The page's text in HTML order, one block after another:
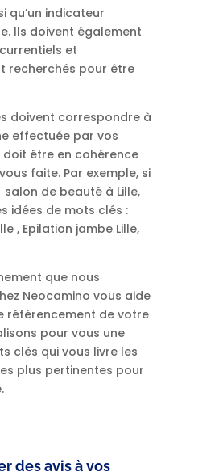
qu’un indicateur
Ils doivent également
et
recherchés pour être
doivent correspondre à
effectuée par vos
être en cohérence
faite. Par exemple, si
de beauté à Lille,
idées de mots clés :
, Epilation jambe Lille,
que nous
Neocamino vous aide
référencement de votre
pour vous une
clés qui vous livre les
plus pertinentes pour
des avis à vos